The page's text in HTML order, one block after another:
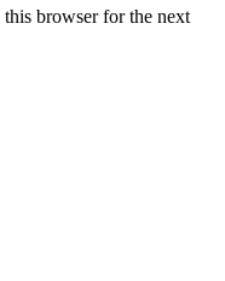
browser for the next